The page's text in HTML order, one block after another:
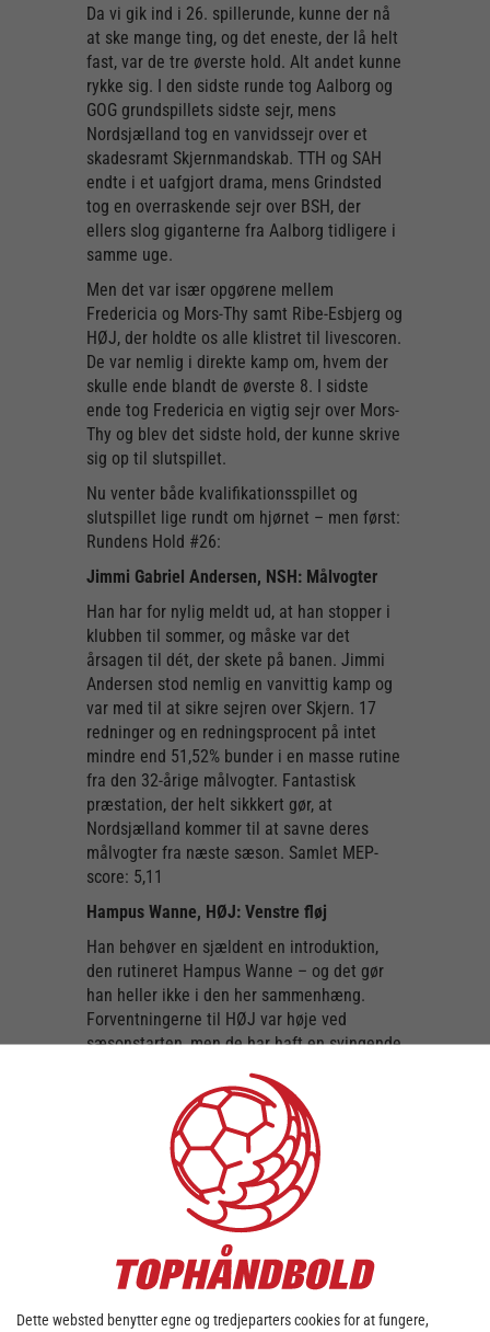
Da vi gik ind i 26. spillerunde, kunne der nå
at ske mange ting, og det eneste, der lå helt
fast, var de tre øverste hold. Alt andet kunne
rykke sig. I den sidste runde tog Aalborg og
GOG grundspillets sidste sejr, mens
Nordsjælland tog en vanvidssejr over et
skadesramt Skjernmandskab. TTH og SAH
endte i et uafgjort drama, mens Grindsted
tog en overraskende sejr over BSH, der
ellers slog giganterne fra Aalborg tidligere i
samme uge.
Men det var især opgørene mellem
Fredericia og Mors-Thy samt Ribe-Esbjerg og
HØJ, der holdte os alle klistret til livescoren.
De var nemlig i direkte kamp om, hvem der
skulle ende blandt de øverste 8. I sidste
ende tog Fredericia en vigtig sejr over Mors-
Thy og blev det sidste hold, der kunne skrive
sig op til slutspillet.
Nu venter både kvalifikationsspillet og
slutspillet lige rundt om hjørnet – men først:
Rundens Hold #26:
Jimmi Gabriel Andersen, NSH: Målvogter
Han har for nylig meldt ud, at han stopper i
klubben til sommer, og måske var det
årsagen til dét, der skete på banen. Jimmi
Andersen stod nemlig en vanvittig kamp og
var med til at sikre sejren over Skjern. 17
redninger og en redningsprocent på intet
mindre end 51,52% bunder i en masse rutine
fra den 32-årige målvogter. Fantastisk
præstation, der helt sikkkert gør, at
Nordsjælland kommer til at savne deres
målvogter fra næste sæson. Samlet MEP-
score: 5,11
Hampus Wanne, HØJ: Venstre fløj
Han behøver en sjældent en introduktion,
den rutineret Hampus Wanne – og det gør
han heller ikke i den her sammenhæng.
Forventningerne til HØJ var høje ved
sæsonstarten, men de har haft en svingende
sæson, hvor de har skullet finde deres plads
i Bambuni Herreligaen. Wanne & co. skal nu
spille kvalifikationsspil resten af sæsonen,
og mon ikke Wanne kan trække sin rutine
med i de kampe? I det dramatiske opgør
mod Ribe-Esbjerg lavede venstre fløjen 8 på
8. Samlet MEP-score: 5,35
Emil Lærke, SAH: Venstre back
Emil Lærke og SAH har spillet en magisk
Dette websted benytter egne og tredjeparters cookies for at fungere,